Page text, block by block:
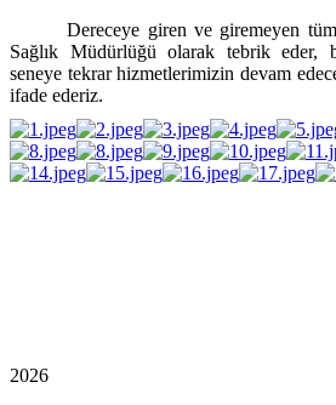
Dereceye giren ve giremeyen
Sağlık Müdürlüğü olarak tebrik eder,
seneye tekrar hizmetlerimizin devam
ifade ederiz.
2026